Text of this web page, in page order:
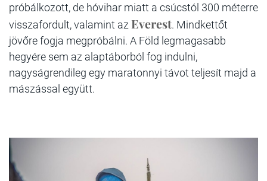
próbálkozott, de hóvihar miatt a csúcstól 300 méterre
visszafordult, valamint az Everest. Mindkettőt
jövőre fogja megpróbálni. A Föld legmagasabb
hegyére sem az alaptáborból fog indulni,
nagyságrendileg egy maratonnyi távot teljesít majd a
mászással együtt.